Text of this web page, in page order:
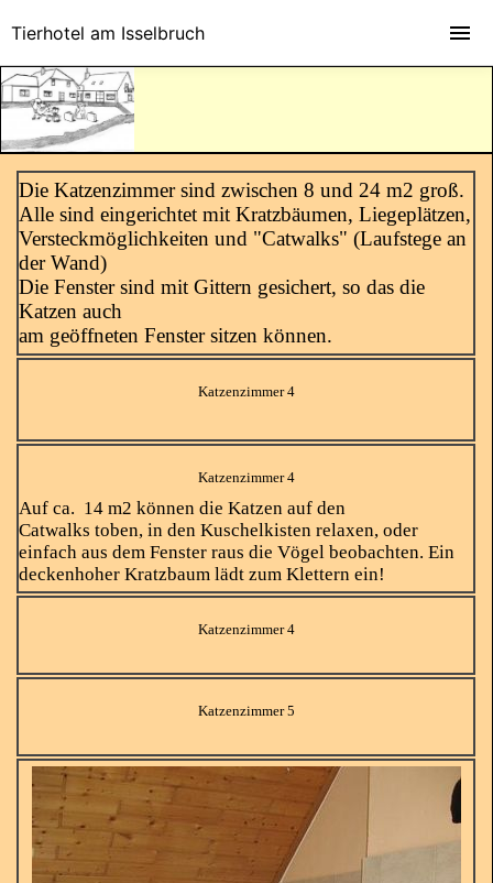
Die Katzenzimmer sind zwischen 8 und 24 m2 groß.
Alle sind eingerichtet mit Kratzbäumen, Liegeplätzen,
Versteckmöglichkeiten und "Catwalks" (Laufstege an
der Wand)
Die Fenster sind mit Gittern gesichert, so das die
Katzen auch
am geöffneten Fenster sitzen können.
Katzenzimmer 4
Katzenzimmer 4
Auf ca. 14 m2 können die Katzen auf den
Catwalks toben, in den Kuschelkisten relaxen, oder
einfach aus dem Fenster raus die Vögel beobachten. Ein
deckenhoher Kratzbaum lädt zum Klettern ein!
Katzenzimmer 4
Katzenzimmer 5
Tierhotel am Isselbruch